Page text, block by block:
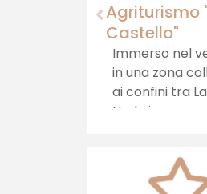
Agriturismo "Il
Castello"
Immerso nel verde,
in una zona collinare
ai confini tra Lazio ed
Umbria, sorge
ospitalità, cibi sani e